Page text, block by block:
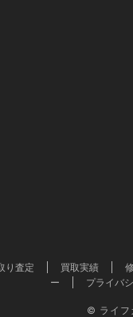
り査定 買取実績
ー
プライバ
© ライフ